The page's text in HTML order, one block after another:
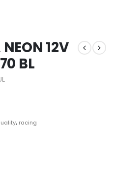
12V
BL
, racing